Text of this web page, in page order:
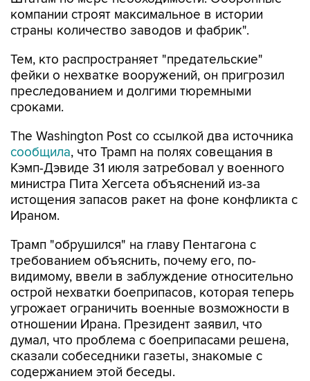
компании строят максимальное в истории
страны количество заводов и фабрик".
Тем, кто распространяет "предательские"
фейки о нехватке вооружений, он пригрозил
преследованием и долгими тюремными
сроками.
The Washington Post со ссылкой два источника
сообщила, что Трамп на полях совещания в
Кэмп-Дэвиде 31 июля затребовал у военного
министра Пита Хегсета объяснений из-за
истощения запасов ракет на фоне конфликта с
Ираном.
Трамп "обрушился" на главу Пентагона с
требованием объяснить, почему его, по-
видимому, ввели в заблуждение относительно
острой нехватки боеприпасов, которая теперь
угрожает ограничить военные возможности в
отношении Ирана. Президент заявил, что
думал, что проблема с боеприпасами решена,
сказали собеседники газеты, знакомые с
содержанием этой беседы.